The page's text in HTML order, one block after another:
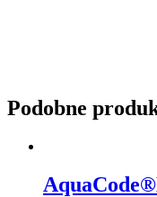
Podobne